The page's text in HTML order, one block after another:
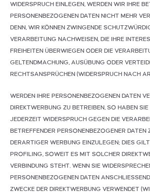
WIDERSPRUCH EINLEGEN, WERDEN WIR IHRE
PERSONENBEZOGENEN DATEN NICHT MEHR
DENN, WIR KÖNNEN ZWINGENDE
VERARBEITUNG NACHWEISEN, DIE IHRE
FREIHEITEN ÜBERWIEGEN ODER DIE
GELTENDMACHUNG, AUSÜBUNG ODER
RECHTSANSPRÜCHEN (WIDERSPRUCH NACH
WERDEN IHRE PERSONENBEZOGENEN DATEN
DIREKTWERBUNG ZU BETREIBEN, SO HABEN
JEDERZEIT WIDERSPRUCH GEGEN DIE
BETREFFENDER PERSONENBEZOGENER DATEN
DERARTIGER WERBUNG EINZULEGEN; DIES
PROFILING, SOWEIT ES MIT SOLCHER
VERBINDUNG STEHT. WENN SIE
PERSONENBEZOGENEN DATEN
ZWECKE DER DIREKTWERBUNG VERWENDET